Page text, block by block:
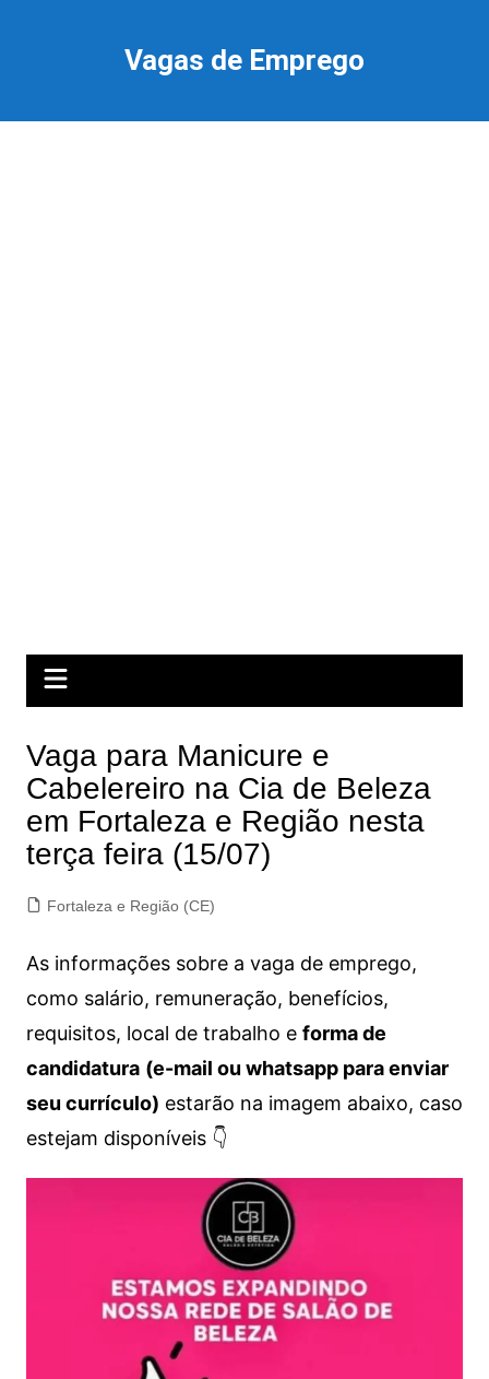
Vagas de Emprego
Vaga para Manicure e
Cabelereiro na Cia de Beleza
em Fortaleza e Região nesta
terça feira (15/07)
Fortaleza e Região (CE)
As informações sobre a vaga de emprego,
como salário, remuneração, benefícios,
requisitos, local de trabalho e forma de
candidatura (e-mail ou whatsapp para enviar
seu currículo) estarão na imagem abaixo, caso
estejam disponíveis 👇